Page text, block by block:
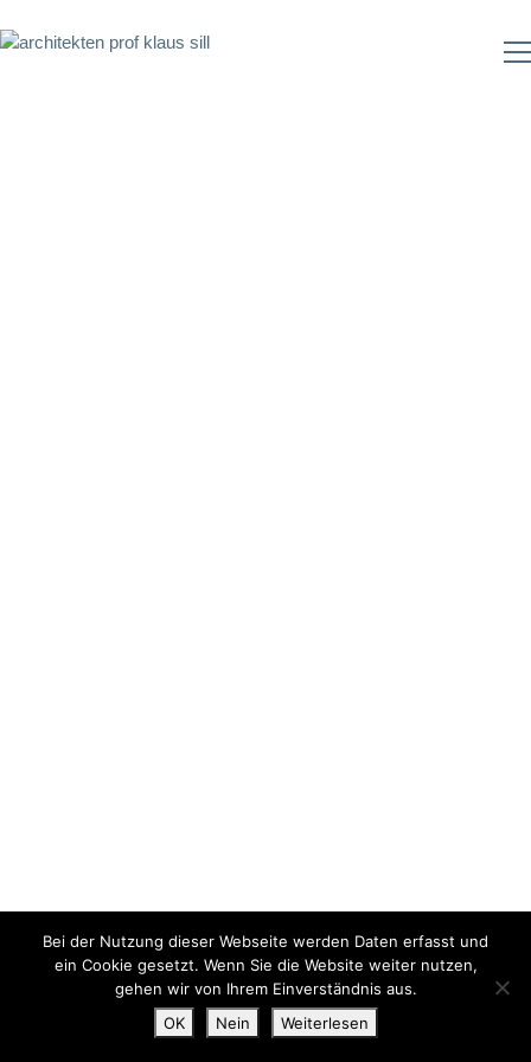
Bei der Nutzung dieser Webseite werden Daten erfasst und
ein Cookie gesetzt. Wenn Sie die Website weiter nutzen,
gehen wir von Ihrem Einverständnis aus.
OK
Nein Weiterlesen